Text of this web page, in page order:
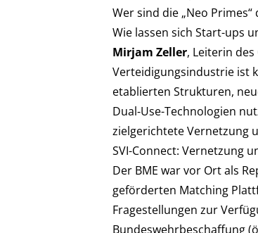
Wer sind die „Neo
Wie lassen sich Start-ups
Mirjam Zeller, Leiterin
Verteidigungsindustrie ist
etablierten Strukturen,
Dual‑Use-Technologien
zielgerichtete Vernetzung
SVI-Connect: Vernetzung
Der BME war vor Ort als
geförderten Matching
Fragestellungen zur
Bundeswehrbeschaffung